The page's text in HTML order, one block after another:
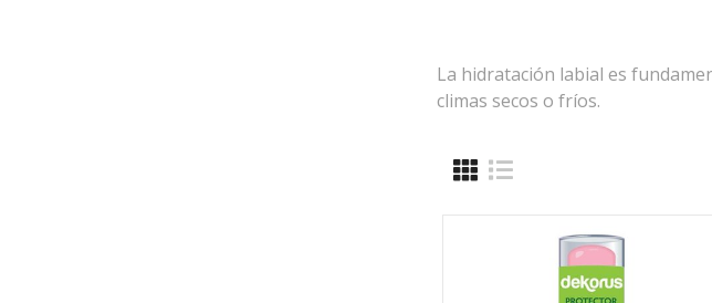
La hidratación labial es
climas secos o fríos.